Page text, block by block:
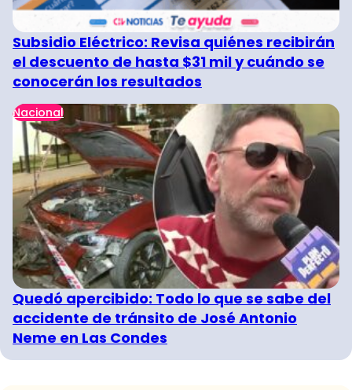
Subsidio Eléctrico: Revisa quiénes recibirán
el descuento de hasta $31 mil y cuándo se
conocerán los resultados
Nacional
Quedó apercibido: Todo lo que se sabe del
accidente de tránsito de José Antonio
Neme en Las Condes